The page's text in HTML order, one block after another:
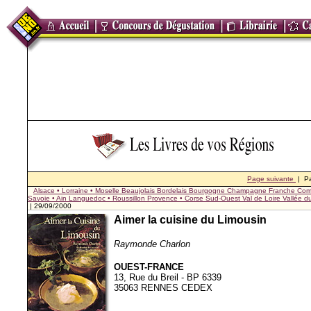
Page suivante
|
Alsace • Lorraine • Moselle Beaujolais Bordelais Bourgogne Champagne Franche
Savoie • Ain Languedoc • Roussillon Provence • Corse Sud-Ouest Val de Loire Vallée
| 29/09/2000
Aimer la cuisine du Limousin
Raymonde Charlon
OUEST-FRANCE
13, Rue du Breil - BP 6339
35063 RENNES CEDEX